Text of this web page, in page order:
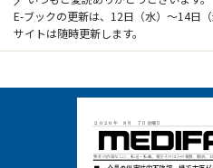
E-ブックの更新は、12日（水）～14日
サイトは随時更新します。